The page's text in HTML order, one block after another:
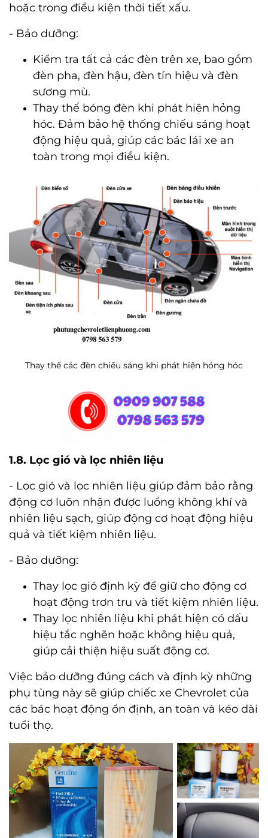
hoặc trong điều kiện thời tiết xấu.
- Bảo dưỡng:
Kiểm tra tất cả các đèn trên xe, bao gồm
đèn pha, đèn hậu, đèn tín hiệu và đèn
sương mù.
Thay thế bóng đèn khi phát hiện hỏng
hóc. Đảm bảo hệ thống chiếu sáng hoạt
động hiệu quả, giúp các bác lái xe an
toàn trong mọi điều kiện.
Thay thế các đèn chiếu sáng khi phát hiện hỏng hóc
1.8. Lọc gió và lọc nhiên liệu
- Lọc gió và lọc nhiên liệu giúp đảm bảo rằng
động cơ luôn nhận được luồng không khí và
nhiên liệu sạch, giúp động cơ hoạt động hiệu
quả và tiết kiệm nhiên liệu.
- Bảo dưỡng:
Thay lọc gió định kỳ để giữ cho động cơ
hoạt động trơn tru và tiết kiệm nhiên liệu.
Thay lọc nhiên liệu khi phát hiện có dấu
hiệu tắc nghẽn hoặc không hiệu quả,
giúp cải thiện hiệu suất động cơ.
Việc bảo dưỡng đúng cách và định kỳ những
phụ tùng này sẽ giúp chiếc xe Chevrolet của
các bác hoạt động ổn định, an toàn và kéo dài
tuổi thọ.